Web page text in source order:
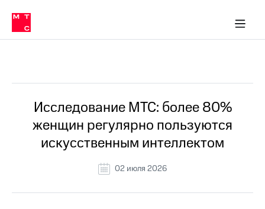
Медиа-центр
и акционерам
Устойчивое развитие
Комплаенс и деловая этика
компании
Карьера
История
компании
Руководство
информация
в МТС
Пресс-
релизы
МТС
о технологиях
Исследование МТС: более 80%
женщин регулярно пользуются
искусственным интеллектом
02 июля 2026